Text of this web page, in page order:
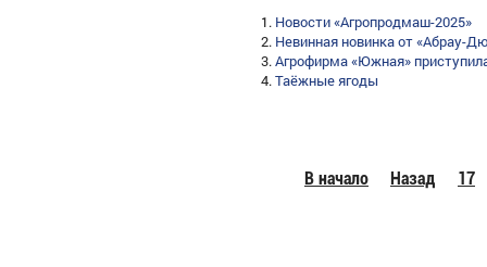
Новости «Агропродмаш-2025»
Невинная новинка от «Абрау-
Агрофирма «Южная»
Таёжные ягоды
В начало Назад 17